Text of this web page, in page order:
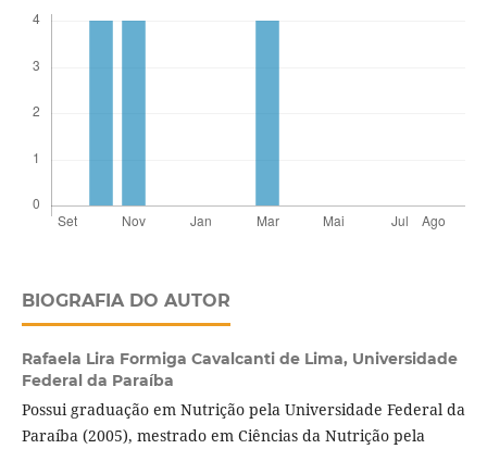
BIOGRAFIA DO AUTOR
Rafaela Lira Formiga Cavalcanti de Lima, Universidade
Federal da Paraíba
Possui graduação em Nutrição pela Universidade Federal da
Paraíba (2005), mestrado em Ciências da Nutrição pela